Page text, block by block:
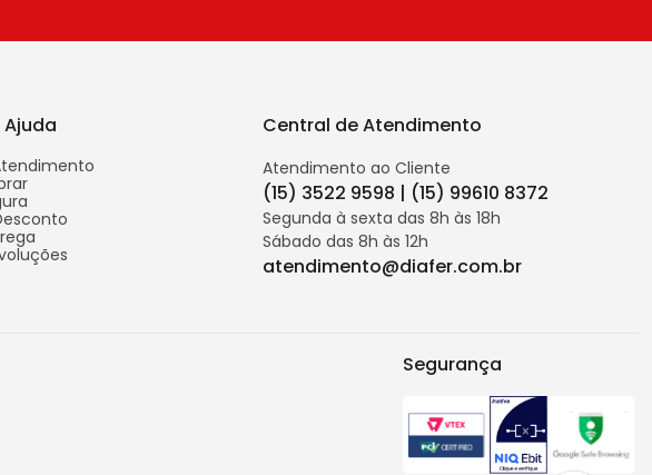
Central de Atendimento
Atendimento ao Cliente
(15) 3522 9598 | (15) 99610 8372
Segunda à sexta das 8h às 18h
Sábado das 8h às 12h
atendimento@diafer.com.br
Segurança